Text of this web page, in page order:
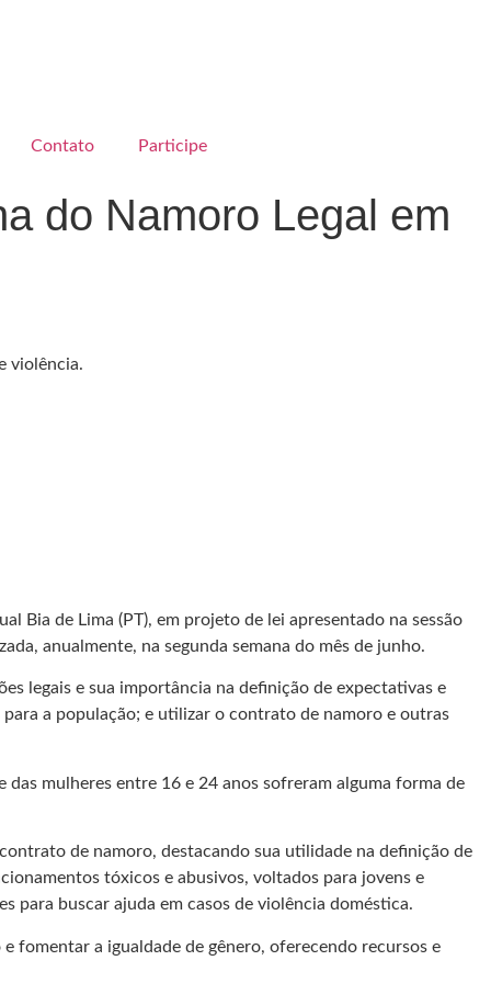
Contato Participe
do Namoro Legal em
violência.
Bia de Lima (PT), em projeto de lei apresentado na sessão
anualmente, na segunda semana do mês de junho.
legais e sua importância na definição de expectativas e
a população; e utilizar o contrato de namoro e outras
mulheres entre 16 e 24 anos sofreram alguma forma de
de namoro, destacando sua utilidade na definição de
tóxicos e abusivos, voltados para jovens e
para buscar ajuda em casos de violência doméstica.
fomentar a igualdade de gênero, oferecendo recursos e